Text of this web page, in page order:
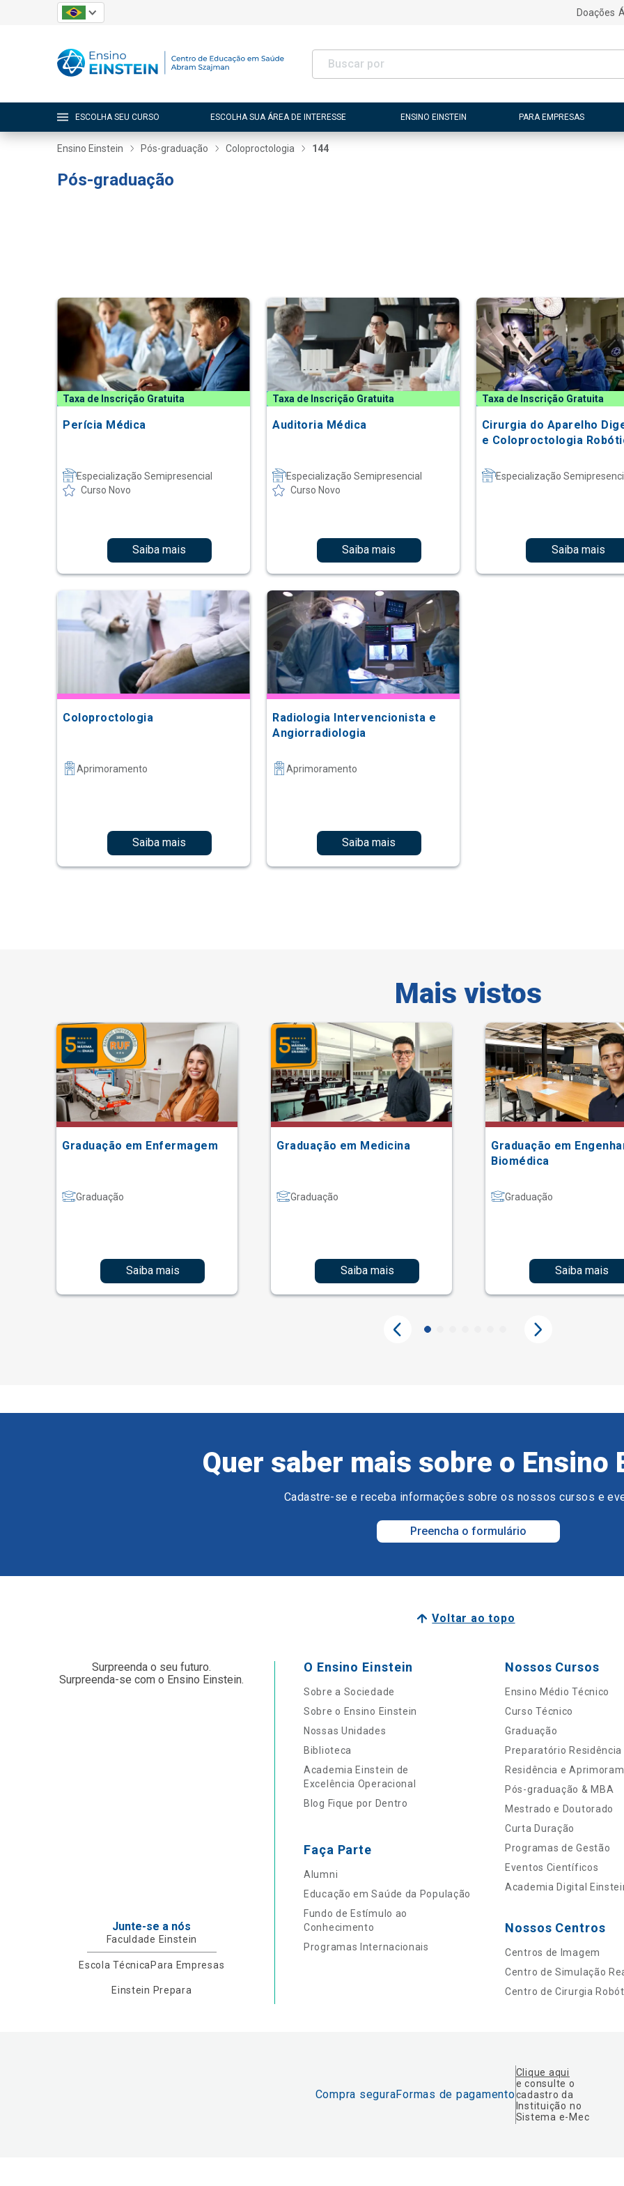
Doações
ESCOLHA SEU CURSO ESCOLHA SUA ÁREA DE INTERESSE ENSINO EINSTEIN PARA EMPRESAS
Ensino Einstein Pós-graduação Coloproctologia 144
Pós-graduação
Taxa de Inscrição Gratuita
Perícia Médica
Especialização Semipresencial
Curso Novo
Saiba mais
Taxa de Inscrição Gratuita
Auditoria Médica
Especialização Semipresencial
Curso Novo
Saiba mais
Taxa de Inscrição Gratuita
Cirurgia do Aparelho
e Coloproctologia
Especialização
Saiba mais
Coloproctologia
Aprimoramento
Saiba mais
Radiologia Intervencionista e
Angiorradiologia
Aprimoramento
Saiba mais
Mais vistos
Graduação em Enfermagem
Graduação
Saiba mais
Graduação em Medicina
Graduação
Saiba mais
Graduação em
Biomédica
Graduação
Saiba mais
Quer saber mais sobre o Ensino
Cadastre-se e receba informações sobre os nossos cursos e
Preencha o formulário
Voltar ao topo
Surpreenda o seu futuro.
Surpreenda-se com o Ensino Einstein.
Junte-se a nós
Faculdade Einstein
Escola Técnica Para Empresas
Einstein Prepara
O Ensino Einstein
Sobre a Sociedade
Sobre o Ensino Einstein
Nossas Unidades
Biblioteca
Academia Einstein de
Excelência Operacional
Blog Fique por Dentro
Faça Parte
Alumni
Educação em Saúde da População
Fundo de Estímulo ao
Conhecimento
Programas Internacionais
Nossos Cursos
Ensino Médio Técnico
Curso Técnico
Graduação
Preparatório Residência
Residência e
Pós-graduação & MBA
Mestrado e Doutorado
Curta Duração
Programas de Gestão
Eventos Científicos
Academia Digital
Nossos Centros
Centros de Imagem
Centro de Simulação
Centro de Cirurgia
Compra seguraFormas de pagamento
Clique aqui
e consulte o
cadastro da
Instituição no
Sistema e-Mec